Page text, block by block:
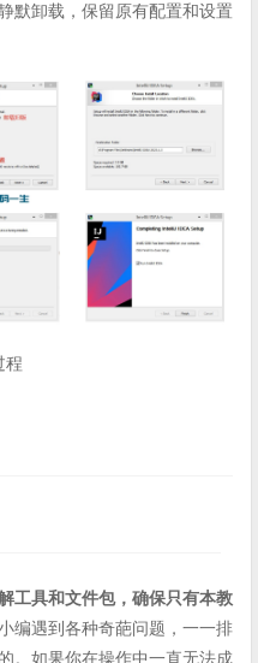
默卸载，保留原有配置和设置
程
工具和文件包，确保只有本教
编遇到各种奇葩问题，一一排
。如果你在操作中一直无法成